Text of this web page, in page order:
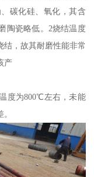
碳化硅、氧化，其含
陶瓷略低。2烧结温度
，故其耐磨性能非常
产
度为800℃左右，未能